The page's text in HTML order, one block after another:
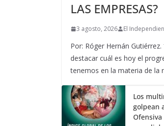
LAS EMPRESAS?
3 agosto, 2026 El
Por: Róger Hernán
destacar cuál es hoy el
tenemos en la materia de la
Los
golpean